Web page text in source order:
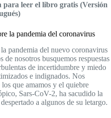
para leer el libro gratis (Versión
la pandemia del coronavirus
pandemia del nuevo coronavirus
nosotros busquemos respuestas
de incertidumbre y miedo
e indignados. Nos
que amamos y el quiebre
Sars-CoV-2, ha sacudido la
a algunos de su letargo.